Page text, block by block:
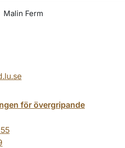
Malin Ferm
för övergripande